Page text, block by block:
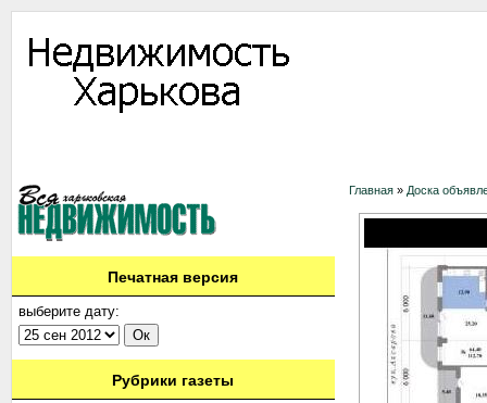
Печатная версия
выберите дату:
Рубрики газеты
Главная » Доска